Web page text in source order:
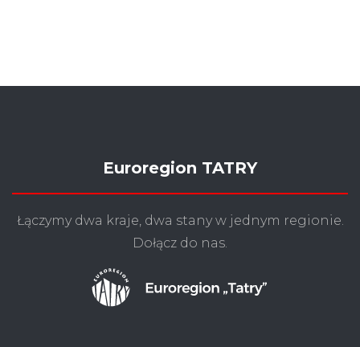
Euroregion TATRY
Łączymy dwa kraje, dwa stany w jednym regionie.
Dołącz do nas.